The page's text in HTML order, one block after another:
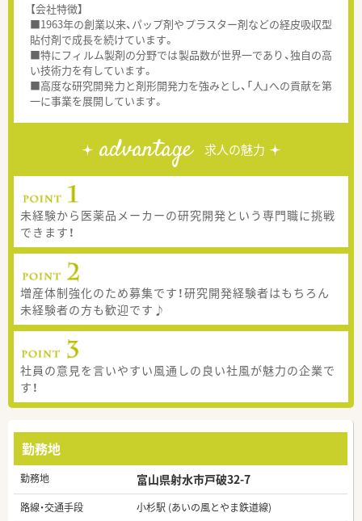
【会社特徴】
■1963年の創業以来、パップ剤やプラスター剤などの経皮吸収型
貼付剤で成長を続けています。
■特にフィルム製剤の分野では製品数が世界一であり、独自の高
い技術力を有しています。
■高度な研究開発力と剤形開発力を強みとし、「人」への貢献を第
一に事業を展開しています。
advantage 求人の魅力
未経験から医薬品メーカーの研究開発という専門職に挑戦
できます！
増産体制強化のため募集です！研究開発経験者はもちろん
未経験者の方も歓迎です♪
社員の意見を言いやすい風通しの良い社風が魅力の企業で
す！
勤務地
勤務地 富山県射水市戸破32-7
路線・交通手段
小杉駅 (あいの風とやま鉄道線)